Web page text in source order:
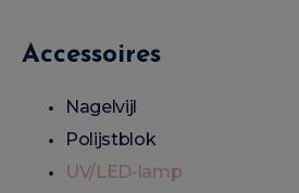
Accessoires
Nagelvijl
Polijstblok
UV/LED-lamp